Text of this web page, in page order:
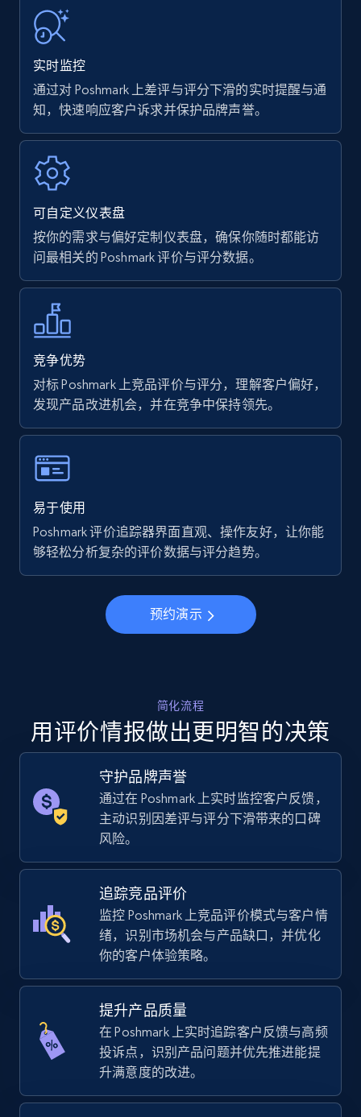
Title, Seller name, Brand, Description, Initial
price, Currency, Availability, Reviews count, and
more.
35.3K+ 5.7K+ 立即开始
Amazon Reviews
URL, Product name, Product rating, Product
rating object, Product rating max, Rating,
Author name, Asin, and more.
URL, Final price, Sku, Currency, Gtin,
Specifications, Image urls, Top reviews, and
more.
5.6K+
Walmart - products - Find new products by
using specific category URL
URL, Final price, Sku, Currency, Gtin,
Specifications, Image urls, Top reviews, and
Walmart - products - Collects products by
specific keywords
URL, Final price, Sku, Currency, Gtin,
Specifications, Image urls, Top reviews, and
more.
5.6K+ 876+ 立即开始
Walmart - products - Discover products by
using sku numbers
URL, Final price, Sku, Currency, Gtin,
Specifications, Image urls, Top reviews, and
more.
876+ 立即开始
实时监控
通过对 Poshmark 上差评与评分下滑的实时提醒与通
知，快速响应客户诉求并保护品牌声誉。
可自定义仪表盘
按你的需求与偏好定制仪表盘，确保你随时都能访
问最相关的 Poshmark 评价与评分数据。
竞争优势
对标 Poshmark 上竞品评价与评分，理解客户偏好，
发现产品改进机会，并在竞争中保持领先。
易于使用
Poshmark 评价追踪器界面直观、操作友好，让你能
够轻松分析复杂的评价数据与评分趋势。
预约演示
简化流程
用评价情报做出更明智的决策
守护品牌声誉
通过在 Poshmark 上实时监控客户反馈，
主动识别因差评与评分下滑带来的口碑
风险。
追踪竞品评价
监控 Poshmark 上竞品评价模式与客户情
绪，识别市场机会与产品缺口，并优化
你的客户体验策略。
提升产品质量
在 Poshmark 上实时追踪客户反馈与高频
投诉点，识别产品问题并优先推进能提
升满意度的改进。